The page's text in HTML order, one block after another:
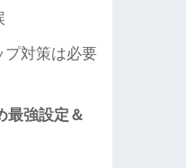
プ対策は必要
最強設定＆